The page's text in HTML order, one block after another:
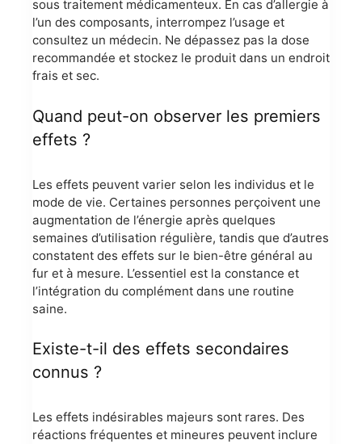
sous traitement médicamenteux. En cas d’allergie à
l’un des composants, interrompez l’usage et
consultez un médecin. Ne dépassez pas la dose
recommandée et stockez le produit dans un endroit
frais et sec.
Quand peut-on observer les premiers
effets ?
Les effets peuvent varier selon les individus et le
mode de vie. Certaines personnes perçoivent une
augmentation de l’énergie après quelques
semaines d’utilisation régulière, tandis que d’autres
constatent des effets sur le bien-être général au
fur et à mesure. L’essentiel est la constance et
l’intégration du complément dans une routine
saine.
Existe-t-il des effets secondaires
connus ?
Les effets indésirables majeurs sont rares. Des
réactions fréquentes et mineures peuvent inclure